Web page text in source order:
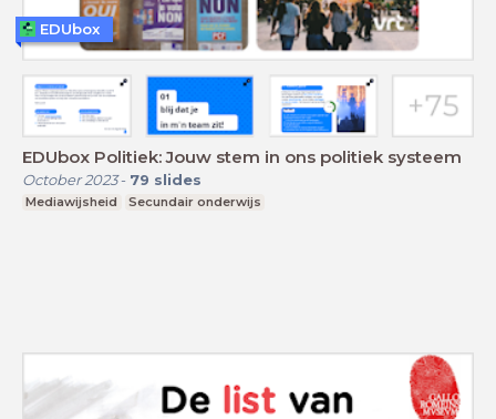
EDUbox Politiek: Jouw stem in ons politiek systeem
October 2023- 79 slides
Mediawijsheid Secundair onderwijs
EDUbox